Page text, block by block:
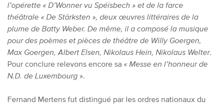
l’opérette « D’Wonner vu Spéisbech » et de la farce
théâtrale « De Stärksten », deux œuvres littéraires de la
plume de Batty Weber. De même, il a composé la musique
pour des poèmes et pièces de théâtre de Willy Goergen,
Max Goergen, Albert Elsen, Nikolaus Hein, Nikolaus Welter.
Pour conclure relevons encore sa « Messe en l’honneur de
N.D. de Luxembourg ».
Fernand Mertens fut distingué par les ordres nationaux du